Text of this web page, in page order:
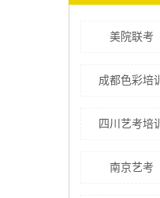
美院联考
成都色彩培
四川艺考培
南京艺考